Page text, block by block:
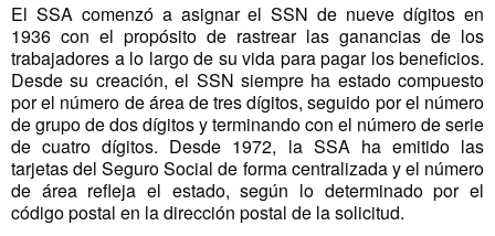
El SSA comenzó a asignar el SSN de nueve dígitos en
1936 con el propósito de rastrear las ganancias de los
trabajadores a lo largo de su vida para pagar los beneficios.
Desde su creación, el SSN siempre ha estado compuesto
por el número de área de tres dígitos, seguido por el número
de grupo de dos dígitos y terminando con el número de serie
de cuatro dígitos. Desde 1972, la SSA ha emitido las
tarjetas del Seguro Social de forma centralizada y el número
de área refleja el estado, según lo determinado por el
código postal en la dirección postal de la solicitud.